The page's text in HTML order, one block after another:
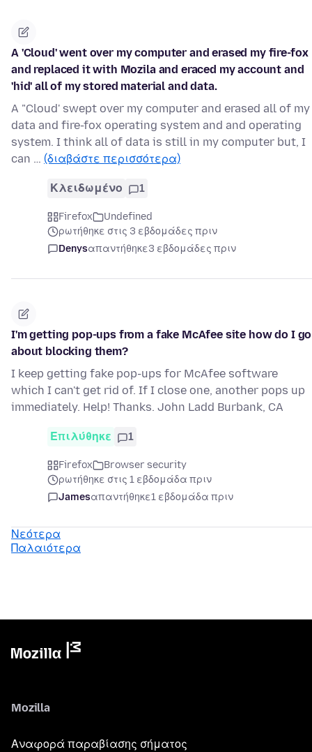
A 'Cloud' went over my computer and erased my fire-fox
and replaced it with Mozila and eraced my account and
'hid' all of my stored material and data.
A "Cloud' swept over my computer and erased all of my
data and fire-fox operating system and and operating
system. I think all of data is still in my computer but, I
can … (διαβάστε περισσότερα)
Κλειδωμένο 1
Firefox
Undefined
ρωτήθηκε στις 3 εβδομάδες πριν
Denysαπαντήθηκε3 εβδομάδες πριν
I'm getting pop-ups from a fake McAfee site how do I go
about blocking them?
I keep getting fake pop-ups for McAfee software
which I can't get rid of. If I close one, another pops up
immediately. Help! Thanks. John Ladd Burbank, CA
Επιλύθηκε 1
Firefox
Browser security
ρωτήθηκε στις 1 εβδομάδα πριν
Jamesαπαντήθηκε1 εβδομάδα πριν
Νεότερα
Παλαιότερα
Mozilla
Αναφορά παραβίασης σήματος